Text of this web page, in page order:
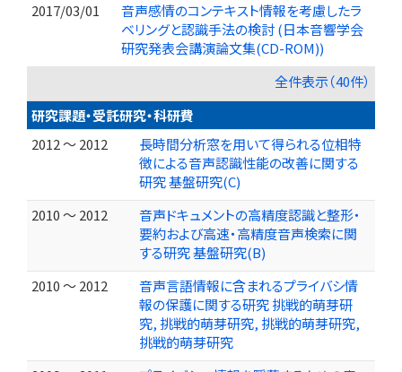
2017/03/01
音声感情のコンテキスト情報を考慮したラ
ベリングと認識手法の検討 (日本音響学会
研究発表会講演論文集(CD-ROM))
全件表示（40件）
研究課題・受託研究・科研費
2012 ～ 2012
長時間分析窓を用いて得られる位相特
徴による音声認識性能の改善に関する
研究 基盤研究(C)
2010 ～ 2012
音声ドキュメントの高精度認識と整形・
要約および高速・高精度音声検索に関
する研究 基盤研究(B)
2010 ～ 2012
音声言語情報に含まれるプライバシ情
報の保護に関する研究 挑戦的萌芽研
究, 挑戦的萌芽研究, 挑戦的萌芽研究,
挑戦的萌芽研究